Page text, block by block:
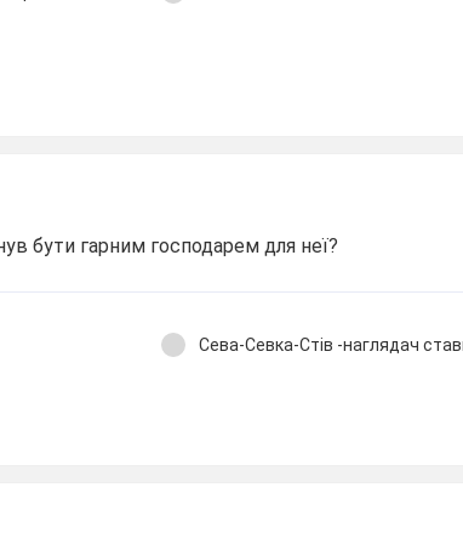
бути гарним господарем для неї?
Сева-Севка-Стів -наглядач